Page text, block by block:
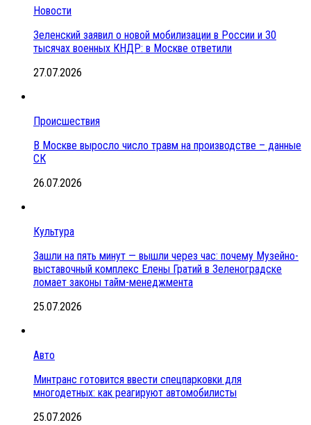
Новости
Зеленский заявил о новой мобилизации в России и 30
тысячах военных КНДР: в Москве ответили
27.07.2026
Происшествия
В Москве выросло число травм на производстве – данные
СК
26.07.2026
Культура
Зашли на пять минут — вышли через час: почему Музейно-
выставочный комплекс Елены Гратий в Зеленоградске
ломает законы тайм-менеджмента
25.07.2026
Авто
Минтранс готовится ввести спецпарковки для
многодетных: как реагируют автомобилисты
25.07.2026